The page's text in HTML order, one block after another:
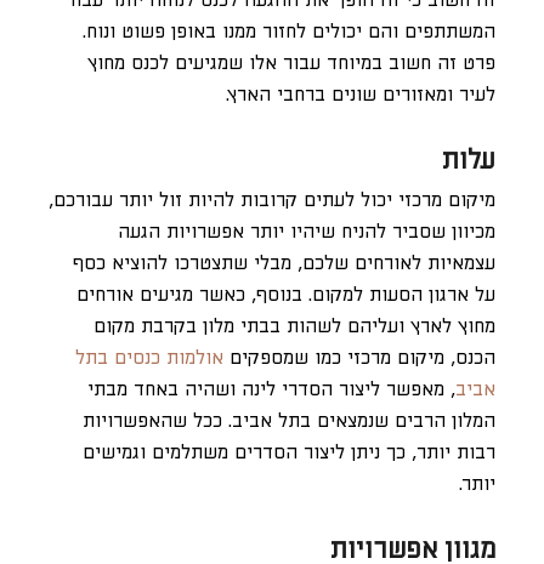
המשתתפים והם יכולים לחזור ממנו באופן פשוט ונוח.
פרט זה חשוב במיוחד עבור אלו שמגיעים לכנס מחוץ
לעיר ומאזורים שונים ברחבי הארץ.
עלות
מיקום מרכזי יכול לעתים קרובות להיות זול יותר עבורכם,
מכיוון שסביר להניח שיהיו יותר אפשרויות הגעה
עצמאיות לאורחים שלכם, מבלי שתצטרכו להוציא כסף
על ארגון הסעות למקום. בנוסף, כאשר מגיעים אורחים
מחוץ לארץ ועליהם לשהות בבתי מלון בקרבת מקום
הכנס, מיקום מרכזי כמו שמספקים אולמות כנסים בתל
אביב, מאפשר ליצור הסדרי לינה ושהיה באחד מבתי
המלון הרבים שנמצאים בתל אביב. ככל שהאפשרויות
רבות יותר, כך ניתן ליצור הסדרים משתלמים וגמישים
יותר.
מגוון אפשרויות